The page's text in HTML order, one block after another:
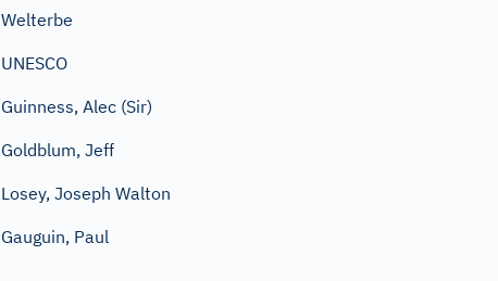
Welterbe
UNESCO
Guinness, Alec (Sir)
Goldblum, Jeff
Losey, Joseph Walton
Gauguin, Paul